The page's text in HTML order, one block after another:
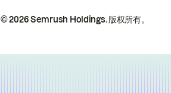
© 2026 Semrush Holdings.版权所有。